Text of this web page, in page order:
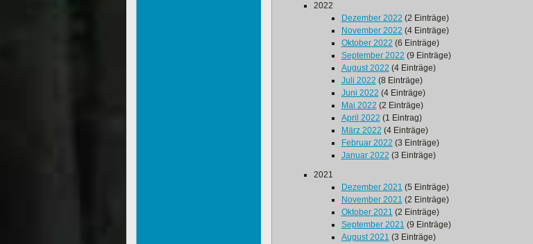
2022
Dezember 2022 (2 Einträge)
November 2022 (4 Einträge)
Oktober 2022 (6 Einträge)
September 2022 (9 Einträge)
August 2022 (4 Einträge)
Juli 2022 (8 Einträge)
Juni 2022 (4 Einträge)
Mai 2022 (2 Einträge)
April 2022 (1 Eintrag)
März 2022 (4 Einträge)
Februar 2022 (3 Einträge)
Januar 2022 (3 Einträge)
2021
Dezember 2021 (5 Einträge)
November 2021 (2 Einträge)
Oktober 2021 (2 Einträge)
September 2021 (9 Einträge)
August 2021 (3 Einträge)